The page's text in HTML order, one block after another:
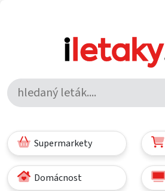
Supermarkety
Domácnost